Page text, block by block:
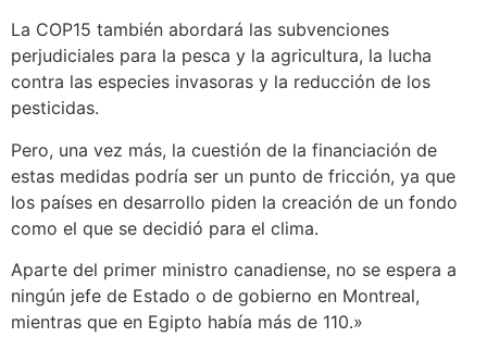
La COP15 también abordará las subvenciones
perjudiciales para la pesca y la agricultura, la lucha
contra las especies invasoras y la reducción de los
pesticidas.
Pero, una vez más, la cuestión de la financiación de
estas medidas podría ser un punto de fricción, ya que
los países en desarrollo piden la creación de un fondo
como el que se decidió para el clima.
Aparte del primer ministro canadiense, no se espera a
ningún jefe de Estado o de gobierno en Montreal,
mientras que en Egipto había más de 110.»